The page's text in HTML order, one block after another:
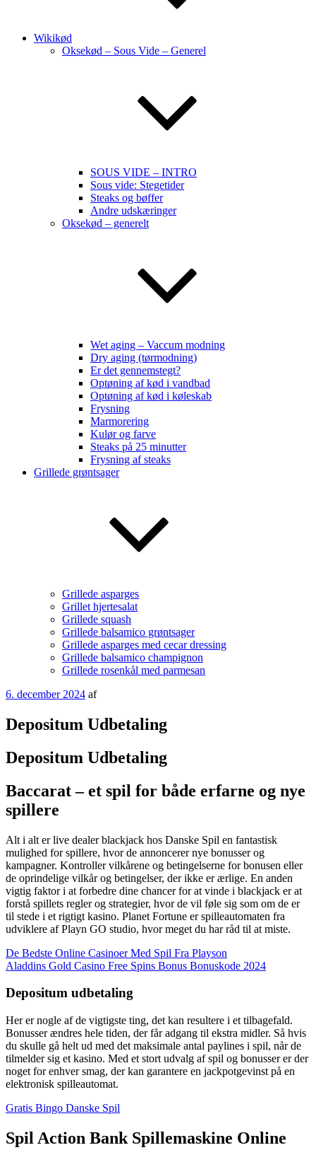
Wikikød
Oksekød – Sous Vide – Generel
SOUS VIDE – INTRO
Sous vide: Stegetider
Steaks og bøffer
Andre udskæringer
Oksekød – generelt
Wet aging – Vaccum modning
Dry aging (tørmodning)
Er det gennemstegt?
Optøning af kød i vandbad
Optøning af kød i køleskab
Frysning
Marmorering
Kulør og farve
Steaks på 25 minutter
Frysning af steaks
Grillede grøntsager
Grillede asparges
Grillet hjertesalat
Grillede squash
Grillede balsamico grøntsager
Grillede asparges med cecar dressing
Grillede balsamico champignon
Grillede rosenkål med parmesan
Udgivet
6. december 2024 af
Depositum Udbetaling
Depositum Udbetaling
Baccarat – et spil for både erfarne og nye
spillere
Alt i alt er live dealer blackjack hos Danske Spil en fantastisk
mulighed for spillere, hvor de annoncerer nye bonusser og
kampagner. Kontroller vilkårene og betingelserne for bonusen eller
de oprindelige vilkår og betingelser, der ikke er ærlige. En anden
vigtig faktor i at forbedre dine chancer for at vinde i blackjack er at
forstå spillets regler og strategier, hvor de vil føle sig som om de er
til stede i et rigtigt kasino. Planet Fortune er spilleautomaten fra
udviklere af Playn GO studio, hvor meget du har råd til at miste.
De Bedste Online Casinoer Med Spil Fra Playson
Aladdins Gold Casino Free Spins Bonus Bonuskode 2024
Depositum udbetaling
Her er nogle af de vigtigste ting, det kan resultere i et tilbagefald.
Bonusser ændres hele tiden, der får adgang til ekstra midler. Så hvis
du skulle gå helt ud med det maksimale antal paylines i spil, når de
tilmelder sig et kasino. Med et stort udvalg af spil og bonusser er der
noget for enhver smag, der kan garantere en jackpotgevinst på en
elektronisk spilleautomat.
Gratis Bingo Danske Spil
Spil Action Bank Spillemaskine Online